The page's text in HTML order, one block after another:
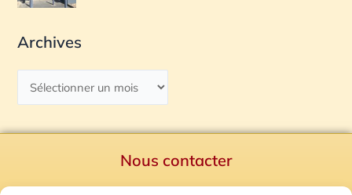
Archives
Nous contacter